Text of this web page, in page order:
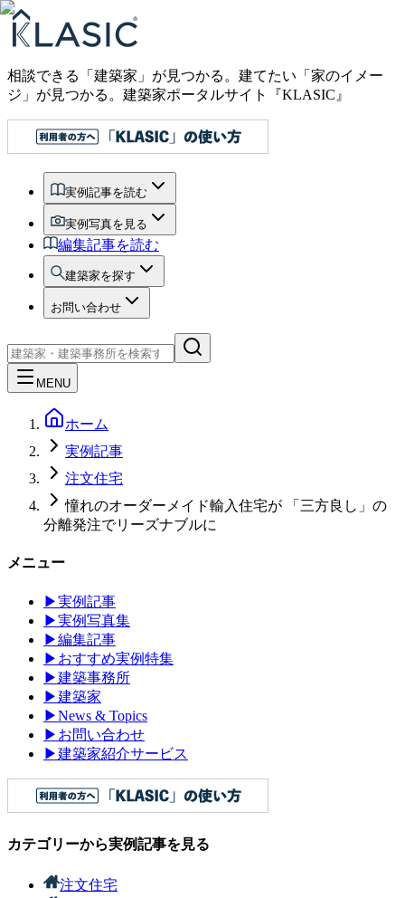
相談できる「建築家」が見つかる。建てたい「家のイメー
ジ」が見つかる。 建築家ポータルサイト『KLASIC』
実例記事を読む
実例写真を見る
編集記事を読む
建築家を探す
お問い合わせ
MENU
ホーム
実例記事
注文住宅
憧れのオーダーメイド輸入住宅が 「三方良し」の
分離発注でリーズナブルに
メニュー
▶実例記事
▶実例写真集
▶編集記事
▶ おすすめ実例特集
▶建築事務所
▶建築家
▶News & Topics
▶ お問い合わせ
▶建築家紹介サービス
カテゴリーから実例記事を見る
注文住宅